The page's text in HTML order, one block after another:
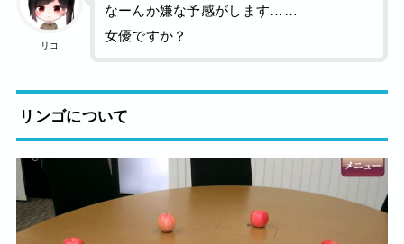
リコ
なーんか嫌な予感がします……
女優ですか？
リンゴについて